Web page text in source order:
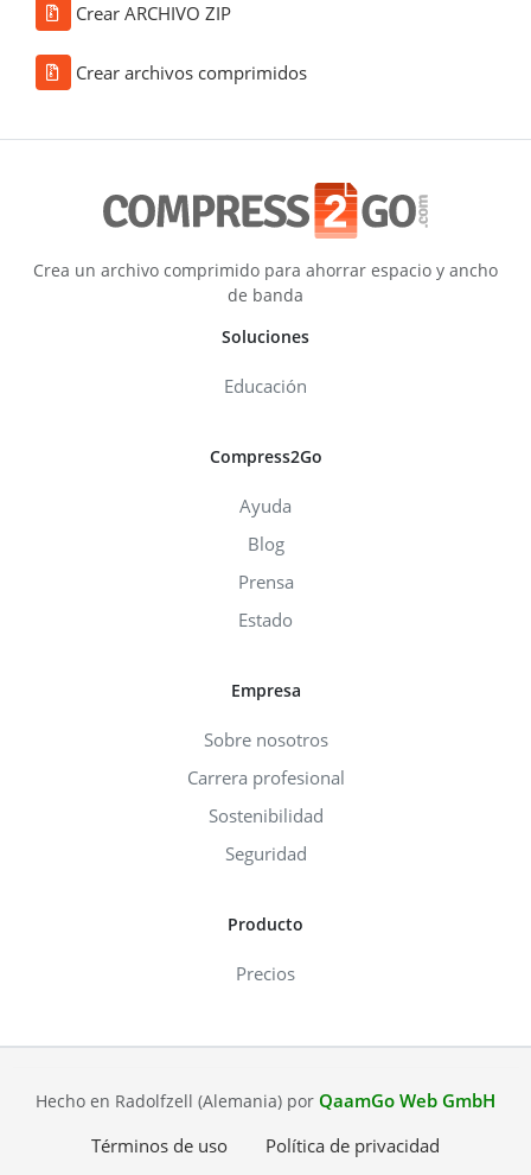
Crear ARCHIVO ZIP
Crear archivos comprimidos
Crea un archivo comprimido para ahorrar espacio y ancho
de banda
Soluciones
Educación
Compress2Go
Ayuda
Blog
Prensa
Estado
Empresa
Sobre nosotros
Carrera profesional
Sostenibilidad
Seguridad
Producto
Precios
Hecho en Radolfzell (Alemania) por QaamGo Web GmbH
Términos de uso
Política de privacidad